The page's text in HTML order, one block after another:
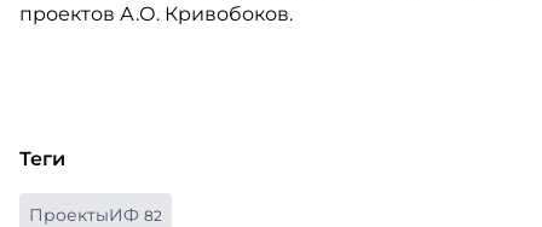
проектов А.О. Кривобоков.
Теги
ПроектыИФ 82